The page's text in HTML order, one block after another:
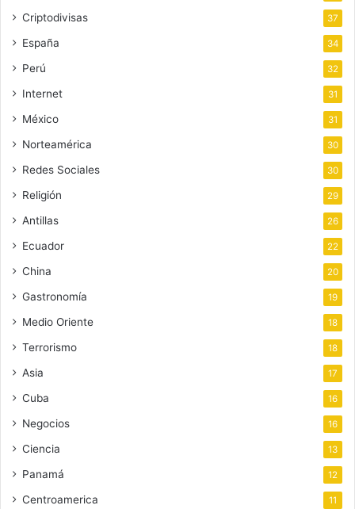
Criptodivisas 37
España 34
Perú 32
Internet 31
México 31
Norteamérica 30
Redes Sociales 30
Religión 29
Antillas 26
Ecuador 22
China 20
Gastronomía 19
Medio Oriente 18
Terrorismo 18
Asia 17
Cuba 16
Negocios 16
Ciencia 13
Panamá 12
Centroamerica 11